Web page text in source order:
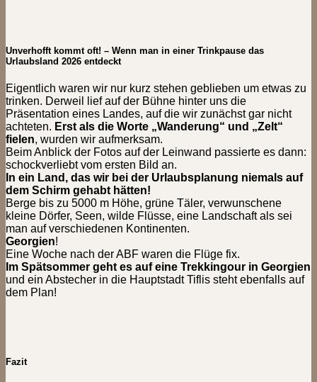
Unverhofft kommt oft! – Wenn man in einer Trinkpause das
Urlaubsland 2026 entdeckt
Eigentlich waren wir nur kurz stehen geblieben um etwas zu
trinken. Derweil lief auf der Bühne hinter uns die
Präsentation eines Landes, auf die wir zunächst gar nicht
achteten. Erst als die Worte „Wanderung“ und „Zelt“
fielen, wurden wir aufmerksam.
Beim Anblick der Fotos auf der Leinwand passierte es dann:
schockverliebt vom ersten Bild an.
In ein Land, das wir bei der Urlaubsplanung niemals auf
dem Schirm gehabt hätten!
Berge bis zu 5000 m Höhe, grüne Täler, verwunschene
kleine Dörfer, Seen, wilde Flüsse, eine Landschaft als sei
man auf verschiedenen Kontinenten.
Georgien!
Eine Woche nach der ABF waren die Flüge fix.
Im Spätsommer geht es auf eine Trekkingour in Georgien
und ein Abstecher in die Hauptstadt Tiflis steht ebenfalls auf
dem Plan!
Fazit